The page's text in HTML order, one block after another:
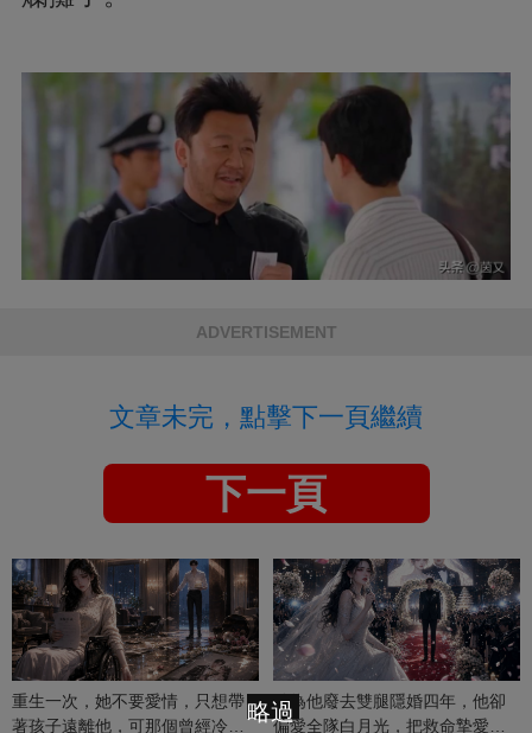
ADVERTISEMENT
文章未完，點擊下一頁繼續
下一頁
重生一次，她不要愛情，只想帶
著孩子遠離他，可那個曾經冷漠
她為他廢去雙腿隱婚四年，他卻
偏愛全隊白月光，把救命摯愛當
略過